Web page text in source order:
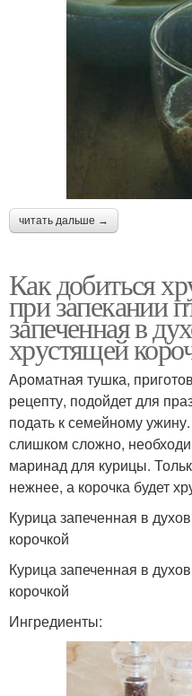
читать дальше →
Как добиться
при запекании
запеченная в
хрустящей
Ароматная тушка,
рецепту, подойдет для
подать к семейному
слишком сложно,
маринад для курицы.
нежнее, а корочка будет
Курица запеченная в
корочкой
Курица запеченная в
корочкой
Ингредиенты: